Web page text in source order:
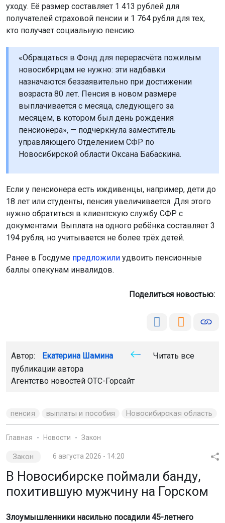
уходу. Её размер составляет 1 413 рублей для
получателей страховой пенсии и 1 764 рубля для тех,
кто получает социальную пенсию.
«Обращаться в Фонд для перерасчёта пожилым
новосибирцам не нужно: эти надбавки
назначаются беззаявительно при достижении
возраста 80 лет. Пенсия в новом размере
выплачивается с месяца, следующего за
месяцем, в котором был день рождения
пенсионера», — подчеркнула заместитель
управляющего Отделением СФР по
Новосибирской области Оксана Бабаскина.
Если у пенсионера есть иждивенцы, например, дети до
18 лет или студенты, пенсия увеличивается. Для этого
нужно обратиться в клиентскую службу СФР с
документами. Выплата на одного ребёнка составляет 3
194 рубля, но учитывается не более трёх детей.
Ранее в Госдуме предложили удвоить пенсионные
баллы опекунам инвалидов.
Поделиться новостью:
Автор: Екатерина Шамина
Читать все
публикации автора
Агентство новостей ОТС-Горсайт
пенсия выплаты и пособия Новосибирская область
Главная Новости Закон
Закон 6 августа 2026 - 14:20
В Новосибирске поймали банду,
похитившую мужчину на Горском
Злоумышленники насильно посадили 45-летнего